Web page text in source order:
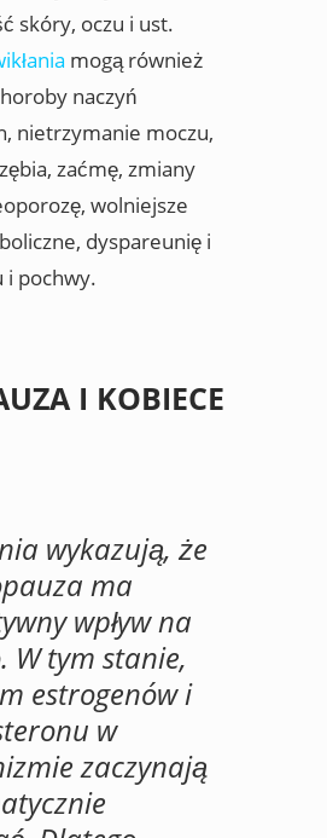
skóry, oczu i ust.
mogą również
naczyń
nietrzymanie moczu,
zaćmę, zmiany
wolniejsze
dyspareunię i
pochwy.
I KOBIECE
wykazują, że
ma
wpływ na
W tym stanie,
estrogenów i
w
zaczynają